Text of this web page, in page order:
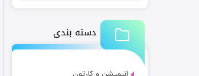
دسته بندی